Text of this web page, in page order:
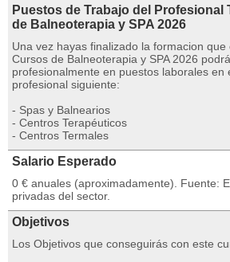
Puestos de Trabajo del
de Balneoterapia y SPA 2026
Una vez hayas finalizado la formacion
Cursos de Balneoterapia y SPA 2026
profesionalmente en puestos laborales en
profesional siguiente:
- Spas y Balnearios
- Centros Terapéuticos
- Centros Termales
Salario Esperado
0 € anuales (aproximadamente). Fuente:
privadas del sector.
Objetivos
Los Objetivos que conseguirás con este